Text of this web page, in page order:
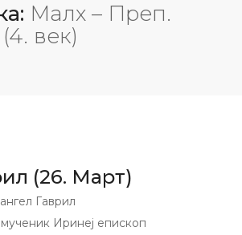
Малх – Преп.
век)
(26. Март)
Гаврил
Иринеј епископ